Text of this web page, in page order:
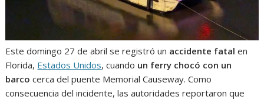
Este domingo 27 de abril se registró un accidente fatal en
Florida, Estados Unidos, cuando un ferry chocó con un
barco cerca del puente Memorial Causeway. Como
consecuencia del incidente, las autoridades reportaron que